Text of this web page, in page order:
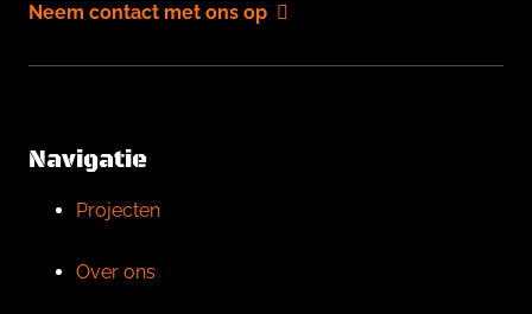
Neem contact met ons op
Navigatie
Projecten
Over ons